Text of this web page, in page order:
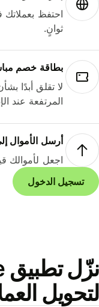
احتفظ بعملاتك
ثوانٍ.
بطاقة خصم مباشر
لا تقلق أبدًا
المرتفعة عند
أرسل الأموال
اجعل لأموالك
تسجيل الدخول